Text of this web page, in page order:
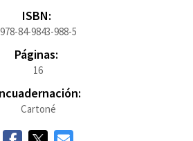
ISBN:
978-84-9843-988-5
Páginas:
16
Cartoné